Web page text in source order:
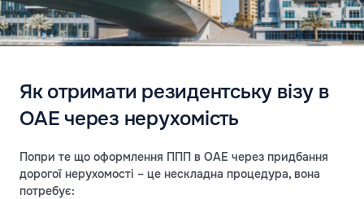
Як отримати резидентську візу в
ОАЕ через нерухомість
Попри те що оформлення ППП в ОАЕ через придбання
дорогої нерухомості – це нескладна процедура, вона
потребує: